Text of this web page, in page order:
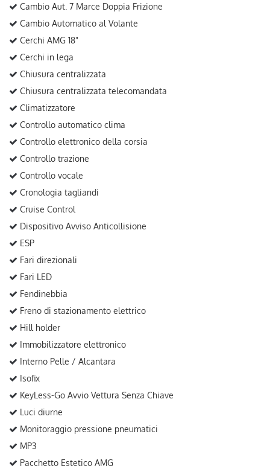
Cambio Aut. 7 Marce Doppia Frizione
Cambio Automatico al Volante
Cerchi AMG 18"
Cerchi in lega
Chiusura centralizzata
Chiusura centralizzata telecomandata
Climatizzatore
Controllo automatico clima
Controllo elettronico della corsia
Controllo trazione
Controllo vocale
Cronologia tagliandi
Cruise Control
Dispositivo Avviso Anticollisione
ESP
Fari direzionali
Fari LED
Fendinebbia
Freno di stazionamento elettrico
Hill holder
Immobilizzatore elettronico
Interno Pelle / Alcantara
Isofix
KeyLess-Go Avvio Vettura Senza Chiave
Luci diurne
Monitoraggio pressione pneumatici
MP3
Pacchetto Estetico AMG